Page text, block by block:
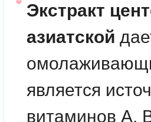
Экстракт
азиатской
является
витаминов А,